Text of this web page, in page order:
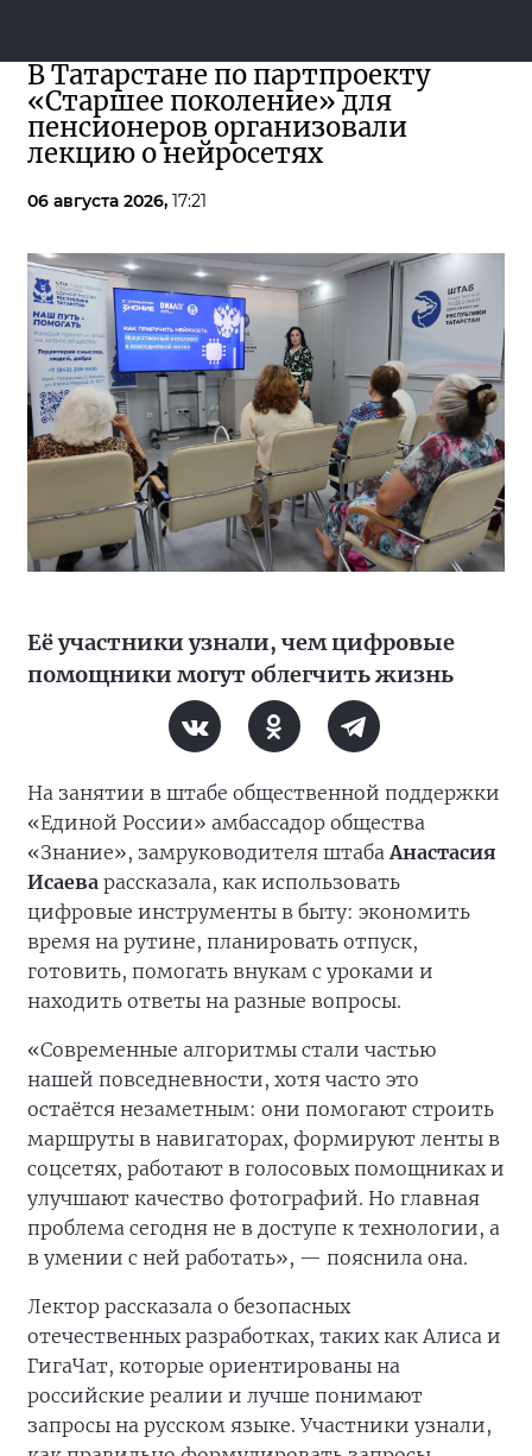
В Татарстане по партпроекту
«Старшее поколение» для
пенсионеров организовали
лекцию о нейросетях
06 августа 2026, 17:21
Её участники узнали, чем цифровые
помощники могут облегчить жизнь
На занятии в штабе общественной поддержки
«Единой России» амбассадор общества
«Знание», замруководителя штабаАнастасия
Исаева рассказала, как использовать
цифровые инструменты в быту: экономить
время на рутине, планировать отпуск,
готовить, помогать внукам с уроками и
находить ответы на разные вопросы.
«Современные алгоритмы стали частью
нашей повседневности, хотя часто это
остаётся незаметным: они помогают строить
маршруты в навигаторах, формируют ленты в
соцсетях, работают в голосовых помощниках и
улучшают качество фотографий. Но главная
проблема сегодня не в доступе к технологии, а
в умении с ней работать», — пояснила она.
Лектор рассказала о безопасных
отечественных разработках, таких как Алиса и
ГигаЧат, которые ориентированы на
российские реалии и лучше понимают
запросы на русском языке. Участники узнали,